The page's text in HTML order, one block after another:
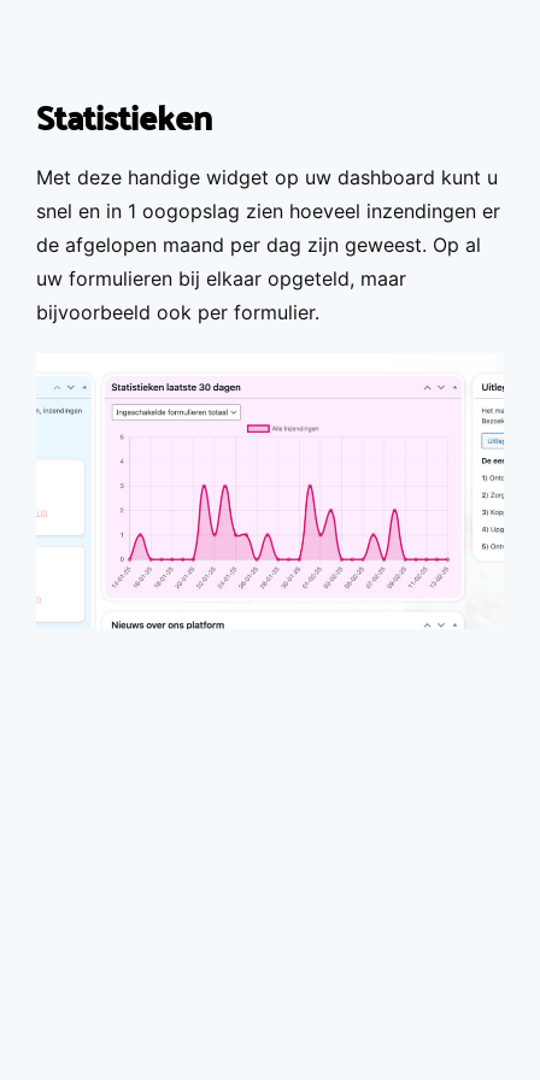
Statistieken
Met deze handige widget op uw dashboard kunt u
snel en in 1 oogopslag zien hoeveel inzendingen er
de afgelopen maand per dag zijn geweest. Op al
uw formulieren bij elkaar opgeteld, maar
bijvoorbeeld ook per formulier.